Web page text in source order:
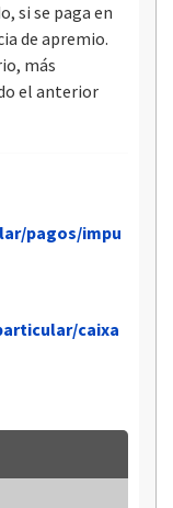
si se paga en
de apremio.
más
el anterior
pagos/impu
caixa